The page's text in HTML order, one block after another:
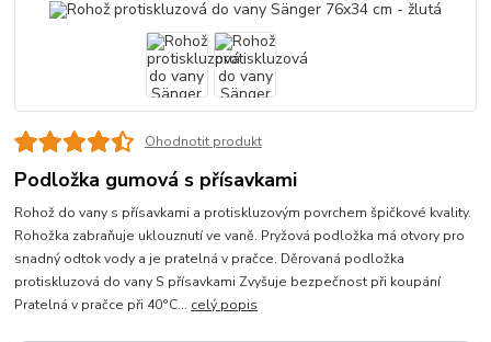
Ohodnotit produkt
Podložka gumová s přísavkami
Rohož do vany s přísavkami a protiskluzovým povrchem špičkové kvality.
Rohožka zabraňuje uklouznutí ve vaně. Pryžová podložka má otvory pro
snadný odtok vody a je pratelná v pračce. Děrovaná podložka
protiskluzová do vany S přísavkami Zvyšuje bezpečnost při koupání
Pratelná v pračce při 40°C... celý popis